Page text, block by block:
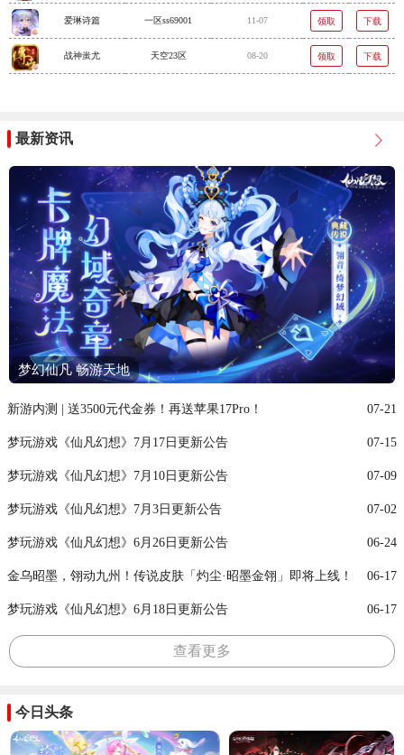
爱琳诗篇 一区ss69001 11-07 领取 下载
战神蚩尤 天空23区 08-20 领取 下载
最新资讯
梦幻仙凡 畅游天地
新游内测 | 送3500元代金券！再送苹果17Pro！ 07-21
梦玩游戏《仙凡幻想》7月17日更新公告 07-15
梦玩游戏《仙凡幻想》7月10日更新公告 07-09
梦玩游戏《仙凡幻想》7月3日更新公告 07-02
梦玩游戏《仙凡幻想》6月26日更新公告 06-24
金乌昭墨，翎动九州！传说皮肤「灼尘·昭墨金翎」即将上线！ 06-17
梦玩游戏《仙凡幻想》6月18日更新公告 06-17
查看更多
今日头条